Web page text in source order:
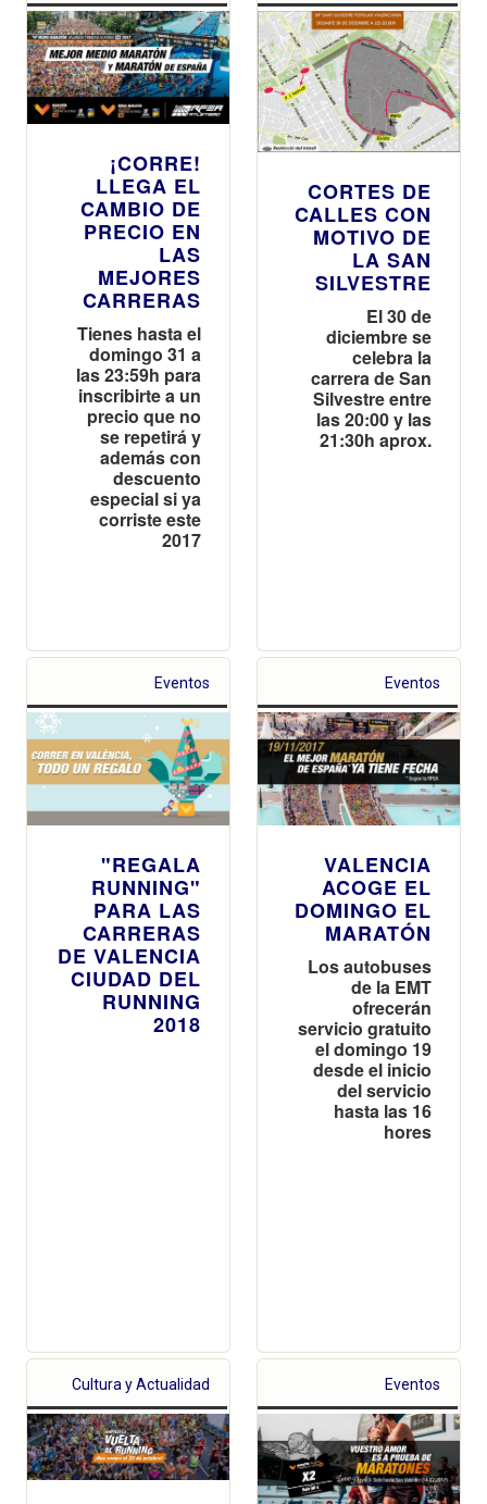
¡CORRE!
LLEGA EL
CAMBIO DE
PRECIO EN
LAS
MEJORES
CARRERAS
Tienes hasta el
domingo 31 a
las 23:59h para
inscribirte a un
precio que no
se repetirá y
además con
descuento
especial si ya
corriste este
2017
CORTES DE
CALLES CON
MOTIVO DE
LA SAN
SILVESTRE
El 30 de
diciembre se
celebra la
carrera de San
Silvestre entre
las 20:00 y las
21:30h aprox.
Eventos
"REGALA
RUNNING"
PARA LAS
CARRERAS
DE VALENCIA
CIUDAD DEL
RUNNING
2018
Eventos
VALENCIA
ACOGE EL
DOMINGO EL
MARATÓN
Los autobuses
de la EMT
ofrecerán
servicio gratuito
el domingo 19
desde el inicio
del servicio
hasta las 16
hores
Cultura y Actualidad Eventos